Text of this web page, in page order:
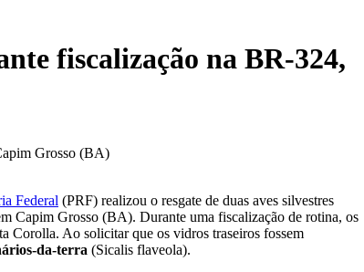
fiscalização na BR-324,
Federal (PRF) realizou o resgate de duas aves silvestres
Capim Grosso (BA). Durante uma fiscalização de rotina, os
Corolla. Ao solicitar que os vidros traseiros fossem
da-terra (Sicalis flaveola).